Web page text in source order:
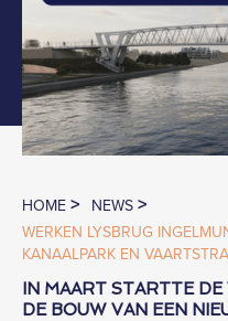
HOME> NEWS>
WERKEN LYSBRUG
KANAALPARK EN
IN MAART STARTTE
DE BOUW VAN EEN